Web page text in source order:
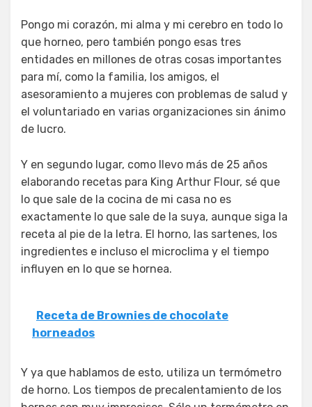
Pongo mi corazón, mi alma y mi cerebro en todo lo
que horneo, pero también pongo esas tres
entidades en millones de otras cosas importantes
para mí, como la familia, los amigos, el
asesoramiento a mujeres con problemas de salud y
el voluntariado en varias organizaciones sin ánimo
de lucro.
Y en segundo lugar, como llevo más de 25 años
elaborando recetas para King Arthur Flour, sé que
lo que sale de la cocina de mi casa no es
exactamente lo que sale de la suya, aunque siga la
receta al pie de la letra. El horno, las sartenes, los
ingredientes e incluso el microclima y el tiempo
influyen en lo que se hornea.
Receta de Brownies de chocolate
horneados
Y ya que hablamos de esto, utiliza un termómetro
de horno. Los tiempos de precalentamiento de los